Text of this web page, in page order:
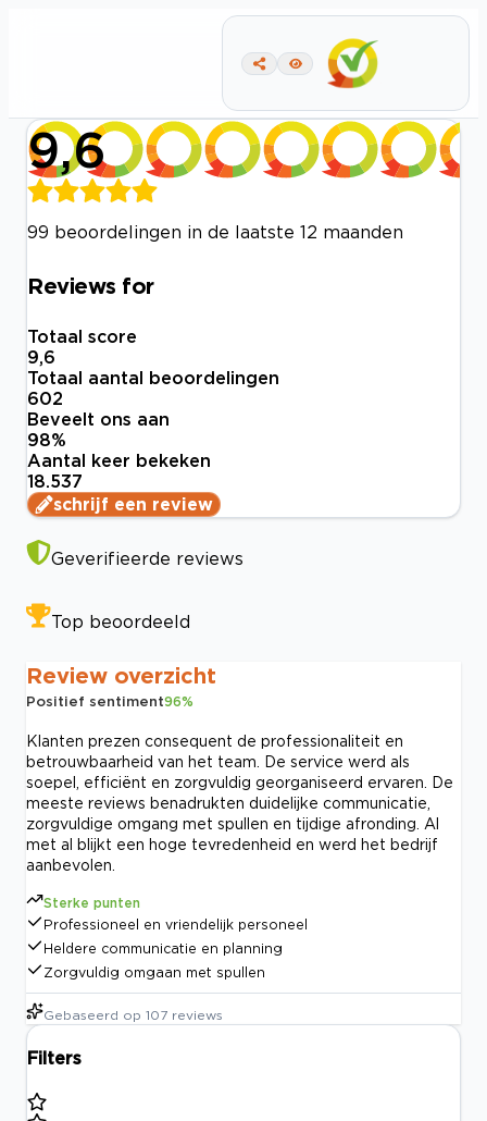
9,6
99 beoordelingen in de laatste 12 maanden
Reviews for
Totaal score
9,6
Totaal aantal beoordelingen
602
Beveelt ons aan
98%
Aantal keer bekeken
18.537
schrijf een review
Geverifieerde reviews
Top beoordeeld
Review overzicht
Positief sentiment96%
Klanten prezen consequent de professionaliteit en
betrouwbaarheid van het team. De service werd als
soepel, efficiënt en zorgvuldig georganiseerd ervaren. De
meeste reviews benadrukten duidelijke communicatie,
zorgvuldige omgang met spullen en tijdige afronding. Al
met al blijkt een hoge tevredenheid en werd het bedrijf
aanbevolen.
Sterke punten
Professioneel en vriendelijk personeel
Heldere communicatie en planning
Zorgvuldig omgaan met spullen
Gebaseerd op 107 reviews
Filters